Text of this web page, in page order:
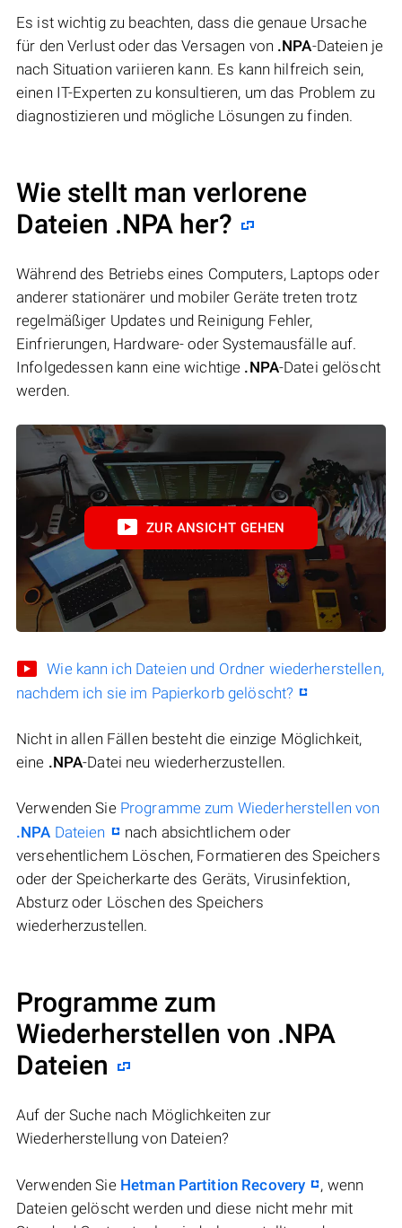
Es ist wichtig zu beachten, dass die genaue Ursache
für den Verlust oder das Versagen von .NPA-Dateien je
nach Situation variieren kann. Es kann hilfreich sein,
einen IT-Experten zu konsultieren, um das Problem zu
diagnostizieren und mögliche Lösungen zu finden.
Wie stellt man verlorene
Dateien .NPA her?
Während des Betriebs eines Computers, Laptops oder
anderer stationärer und mobiler Geräte treten trotz
regelmäßiger Updates und Reinigung Fehler,
Einfrierungen, Hardware- oder Systemausfälle auf.
Infolgedessen kann eine wichtige .NPA-Datei gelöscht
werden.
ZUR ANSICHT GEHEN
Wie kann ich Dateien und Ordner wiederherstellen,
nachdem ich sie im Papierkorb gelöscht?
Nicht in allen Fällen besteht die einzige Möglichkeit,
eine .NPA-Datei neu wiederherzustellen.
Verwenden Sie Programme zum Wiederherstellen von
.NPA Dateien
nach absichtlichem oder
versehentlichem Löschen, Formatieren des Speichers
oder der Speicherkarte des Geräts, Virusinfektion,
Absturz oder Löschen des Speichers
wiederherzustellen.
Programme zum
Wiederherstellen von .NPA
Dateien
Auf der Suche nach Möglichkeiten zur
Wiederherstellung von Dateien?
Verwenden Sie Hetman Partition Recovery
, wenn
Dateien gelöscht werden und diese nicht mehr mit